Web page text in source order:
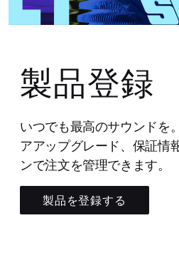
製品登録
いつでも最高のサウンドを
アアップグレード、保証情
ンで注文を管理できます。
製品を登録する